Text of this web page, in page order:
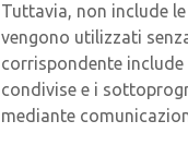
Tuttavia, non include
vengono utilizzati
corrispondente
condivise e i
mediante